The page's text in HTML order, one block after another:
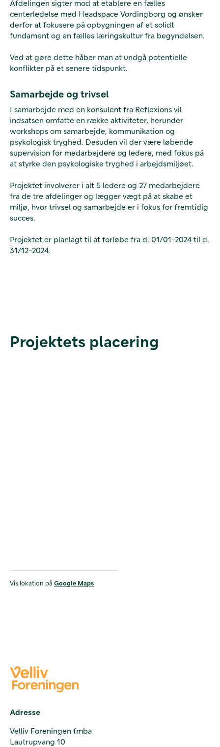
Afdelingen sigter mod at etablere en fælles
centerledelse med Headspace Vordingborg og ønsker
derfor at fokusere på opbygningen af et solidt
fundament og en fælles læringskultur fra begyndelsen.
Ved at gøre dette håber man at undgå potentielle
konflikter på et senere tidspunkt.
Samarbejde og trivsel
I samarbejde med en konsulent fra Reflexions vil
indsatsen omfatte en række aktiviteter, herunder
workshops om samarbejde, kommunikation og
psykologisk tryghed. Desuden vil der være løbende
supervision for medarbejdere og ledere, med fokus på
at styrke den psykologiske tryghed i arbejdsmiljøet.
Projektet involverer i alt 5 ledere og 27 medarbejdere
fra de tre afdelinger og lægger vægt på at skabe et
miljø, hvor trivsel og samarbejde er i fokus for fremtidig
succes.
Projektet er planlagt til at forløbe fra d. 01/01-2024 til d.
31/12-2024.
Projektets placering
Vis lokation på Google Maps
Adresse
Velliv Foreningen fmba
Lautrupvang 10